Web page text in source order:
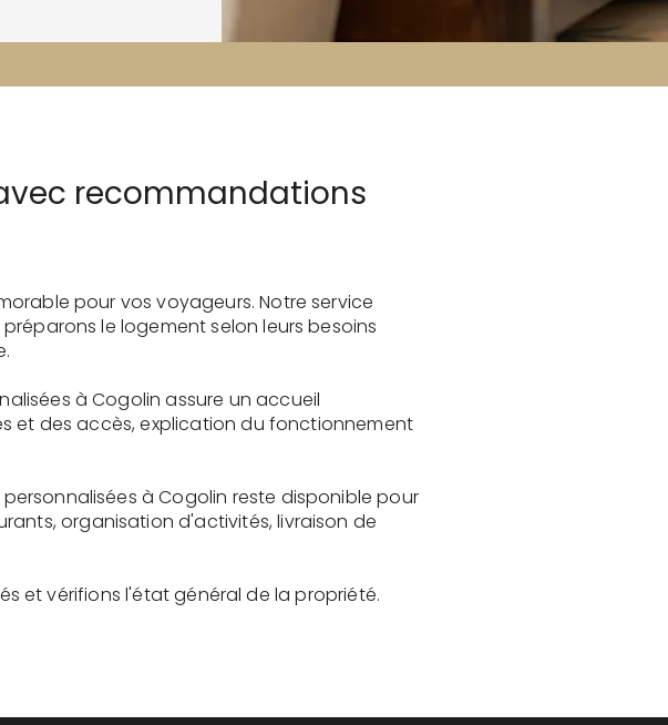
recommandations
pour vos voyageurs. Notre service
le logement selon leurs besoins
à Cogolin assure un accueil
et des accès, explication du fonctionnement
à Cogolin reste disponible pour
organisation d'activités, livraison de
et vérifions l'état général de la propriété.